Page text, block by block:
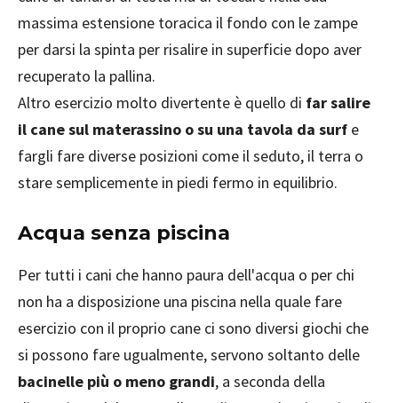
massima estensione toracica il fondo con le zampe
per darsi la spinta per risalire in superficie dopo aver
recuperato la pallina.
Altro esercizio molto divertente è quello di far salire
il cane sul materassino o su una tavola da surf e
fargli fare diverse posizioni come il seduto, il terra o
stare semplicemente in piedi fermo in equilibrio.
Acqua senza piscina
Per tutti i cani che hanno paura dell'acqua o per chi
non ha a disposizione una piscina nella quale fare
esercizio con il proprio cane ci sono diversi giochi che
si possono fare ugualmente, servono soltanto delle
bacinelle più o meno grandi, a seconda della